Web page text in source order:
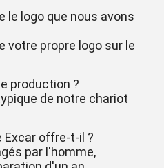
le logo que nous avons
votre propre logo sur le
production ?
de notre chariot
Excar offre-t-il ?
par l'homme,